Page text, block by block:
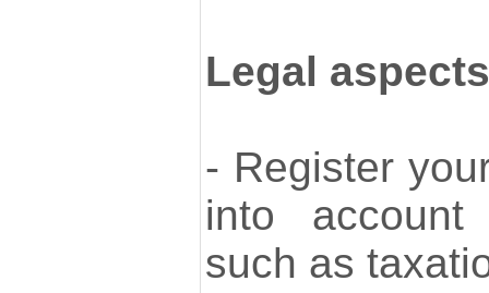
Legal aspects
- Register
into
such as